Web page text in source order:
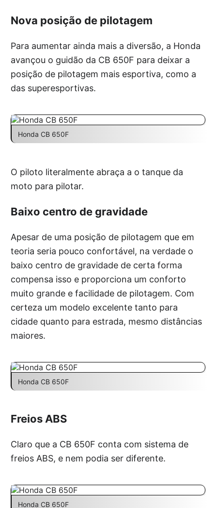
Nova posição de pilotagem
Para aumentar ainda mais a diversão, a Honda
avançou o guidão da CB 650F para deixar a
posição de pilotagem mais esportiva, como a
das superesportivas.
Honda CB 650F
O piloto literalmente abraça a o tanque da
moto para pilotar.
Baixo centro de gravidade
Apesar de uma posição de pilotagem que em
teoria seria pouco confortável, na verdade o
baixo centro de gravidade de certa forma
compensa isso e proporciona um conforto
muito grande e facilidade de pilotagem. Com
certeza um modelo excelente tanto para
cidade quanto para estrada, mesmo distâncias
maiores.
Honda CB 650F
Freios ABS
Claro que a CB 650F conta com sistema de
freios ABS, e nem podia ser diferente.
Honda CB 650F